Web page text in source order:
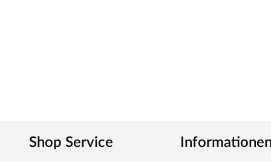
Shop Service Informationen